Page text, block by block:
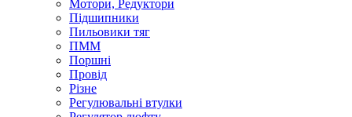
Мотори, Редуктори
Підшипники
Пильовики тяг
ПММ
Поршні
Провід
Різне
Регулювальні втулки